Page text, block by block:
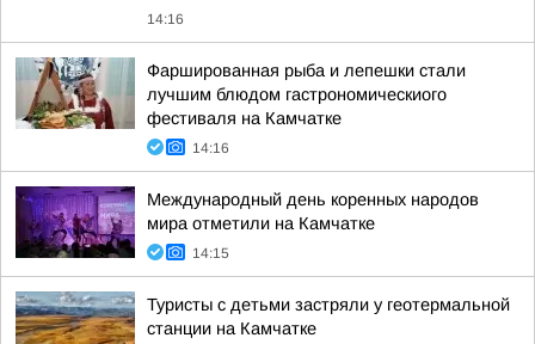
14:16
Фаршированная рыба и лепешки стали
лучшим блюдом гастрономическиого
фестиваля на Камчатке
14:16
Международный день коренных народов
мира отметили на Камчатке
14:15
Туристы с детьми застряли у геотермальной
станции на Камчатке